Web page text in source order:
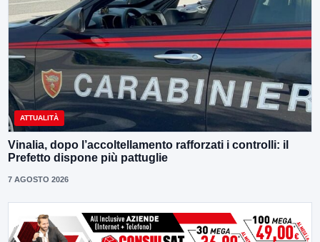
ATTUALITÀ
Vinalia, dopo l’accoltellamento rafforzati i controlli: il
Prefetto dispone più pattuglie
7 AGOSTO 2026